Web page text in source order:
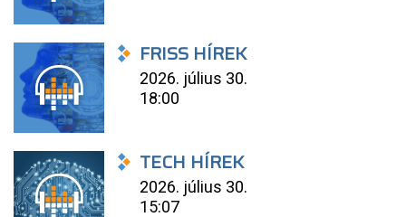
FRISS HÍREK
2026. július 30.
18:00
TECH HÍREK
2026. július 30.
15:07